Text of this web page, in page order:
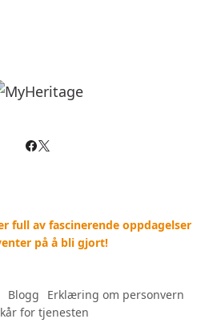
full av fascinerende oppdagelser
på å bli gjort!
Blogg Erklæring om personvern
for tjenesten